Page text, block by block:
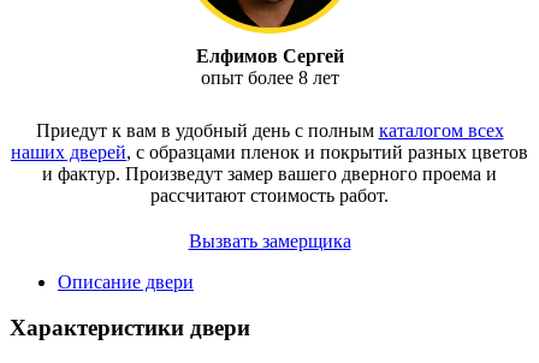
Елфимов Сергей
опыт более 8 лет
Приедут к вам в удобный день с полным каталогом всех
наших дверей, с образцами пленок и покрытий разных цветов
и фактур. Произведут замер вашего дверного проема и
рассчитают стоимость работ.
Вызвать замерщика
Описание двери
Характеристики двери